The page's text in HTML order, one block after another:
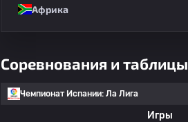
Африка
Соревнования и таблицы
Чемпионат Испании: Ла Лига
Игры